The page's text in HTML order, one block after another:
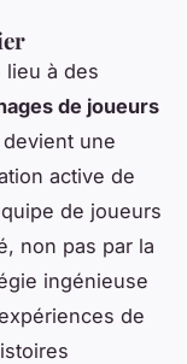
à des
de joueurs
une
active de
de joueurs
non pas par la
ingénieuse
de